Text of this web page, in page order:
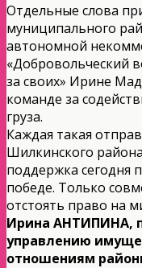
Отдельные слова
муниципального
автономной
«Добровольческий
за своих» Ирине
команде за
груза.
Каждая такая
Шилкинского
поддержка сегодня
победе. Только
отстоять право на
Ирина АНТИПИНА,
управлению
отношениям